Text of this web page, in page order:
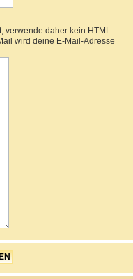
verwende daher kein HTML
wird deine E-Mail-Adresse